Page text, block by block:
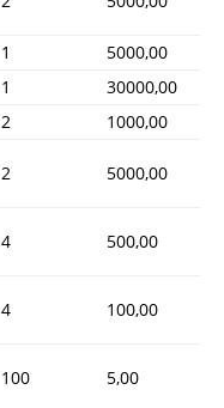
1
5000,00
1
30000,00
2 1000,00
2 5000,00
4 500,00
4 100,00
100 5,00